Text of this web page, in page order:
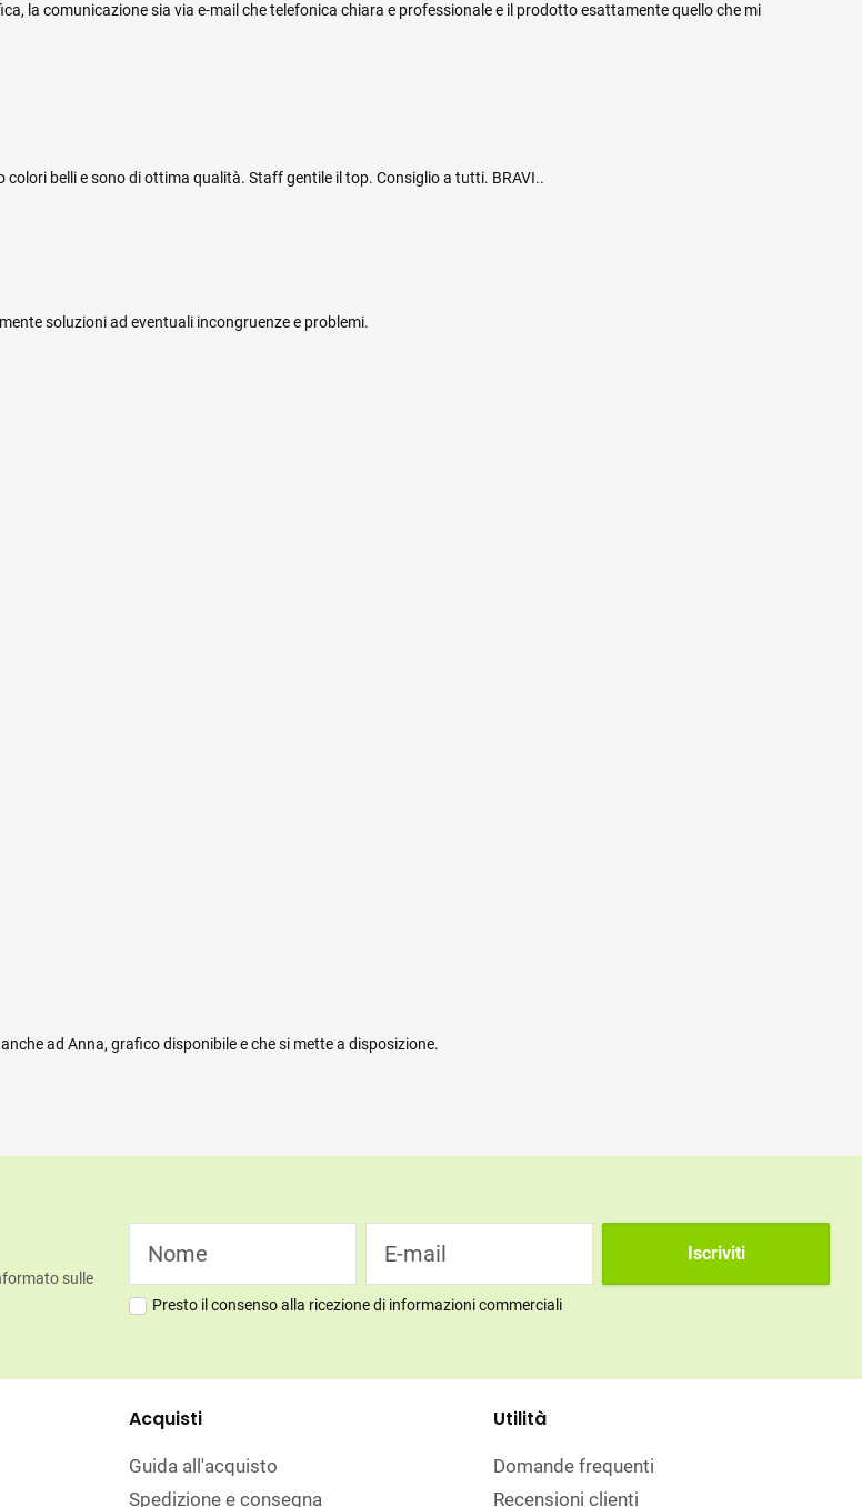
la comunicazione sia via e-mail che telefonica chiara e professionale e il prodotto esattamente quello che mi
belli e sono di ottima qualità. Staff gentile il top. Consiglio a tutti. BRAVI..
soluzioni ad eventuali incongruenze e problemi.
ad Anna, grafico disponibile e che si mette a disposizione.
sulle
Iscriviti
Presto il consenso alla ricezione di informazioni commerciali
Acquisti
Guida all'acquisto
Spedizione e consegna
Utilità
Domande frequenti
Recensioni clienti